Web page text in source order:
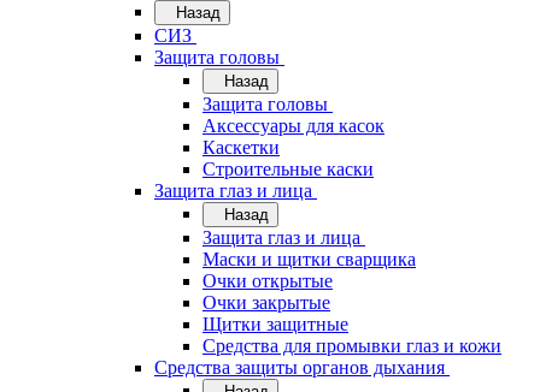
Назад
СИЗ
Защита головы
Назад
Защита головы
Аксессуары для касок
Каскетки
Строительные каски
Защита глаз и лица
Назад
Защита глаз и лица
Маски и щитки сварщика
Очки открытые
Очки закрытые
Щитки защитные
Средства для промывки глаз и кожи
Средства защиты органов дыхания